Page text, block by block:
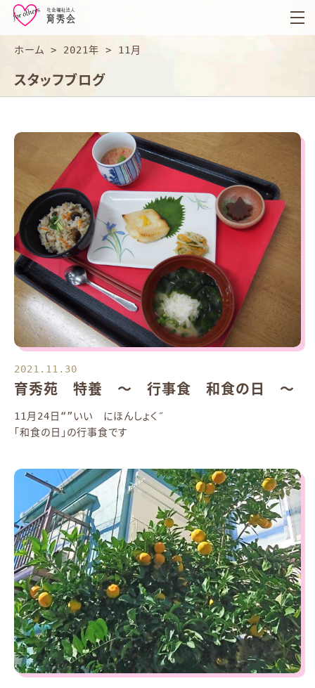
育
秀
会
ホーム > 2021年 > 11月
スタッフブログ
2021.11.30
育秀苑 特養 ～ 行事食 和食の日 ～
11月24日“”いい にほんしょく″
「和食の日」の行事食です